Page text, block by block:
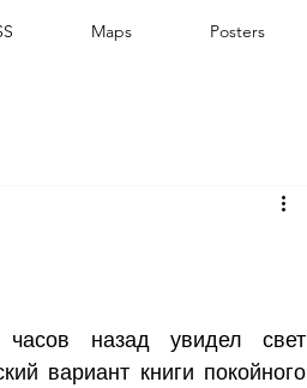
Maps Posters
часов назад увидел свет
вариант книги покойного